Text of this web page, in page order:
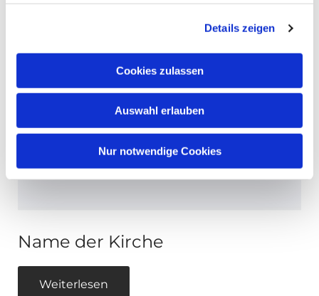
Details zeigen
Cookies zulassen
Auswahl erlauben
Nur notwendige Cookies
Name der Kirche
Weiterlesen